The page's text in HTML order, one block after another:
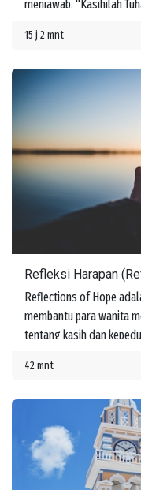
menjawab, "Kasihilah
dengan segenap akal
melakukan ini, mereka
seseorang bertanya,
15 j 2 mnt
Refleksi Harapan
Reflections of Hope
membantu para wanita
tentang kasih dan
perjalanan hidup.
42 mnt